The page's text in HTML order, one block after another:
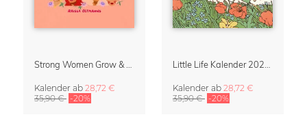
Kalender ab 28,72 €
35,90 € -20%
Kalender ab 28,72 €
35,90 € -20%